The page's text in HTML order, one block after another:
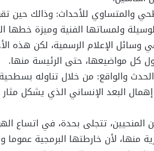
والمتساوي للأحداث: وذالك حين
ولمساتها الفنية وميزة خطها
وسائل الإعلام الرسمية، لكن هذه
كل مواضيعها، حتى الرئيسة منها.
والواقع: من خلال تناوله
البعد الإنساني الذي يشكل
المنحيين، تتجلى بحدة، في اتساع
منها، لأن خارطتها البرمجية عموما